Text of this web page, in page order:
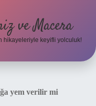
ve Macera
hikayeleriyle keyifli yolculuk!
yem verilir mi